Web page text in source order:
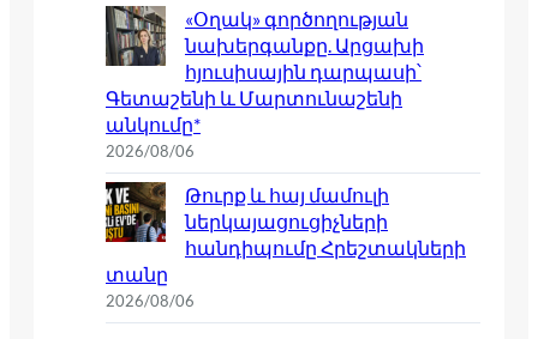
«Օղակ» գործողության
նախերգանքը. Արցախի
հյուսիսային դարպասի՝
Գետաշենի և Մարտունաշենի
անկումը*
2026/08/06
Թուրք և հայ մամուլի
ներկայացուցիչների
հանդիպումը Հրեշտակների
տանը
2026/08/06